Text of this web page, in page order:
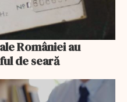
României au
de seară